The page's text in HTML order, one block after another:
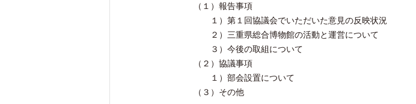
（１）報告事項
１）第１回協議会でいただいた意見の反映状況
２）三重県総合博物館の活動と運営について
３）今後の取組について
（２）協議事項
１）部会設置について
（３）その他